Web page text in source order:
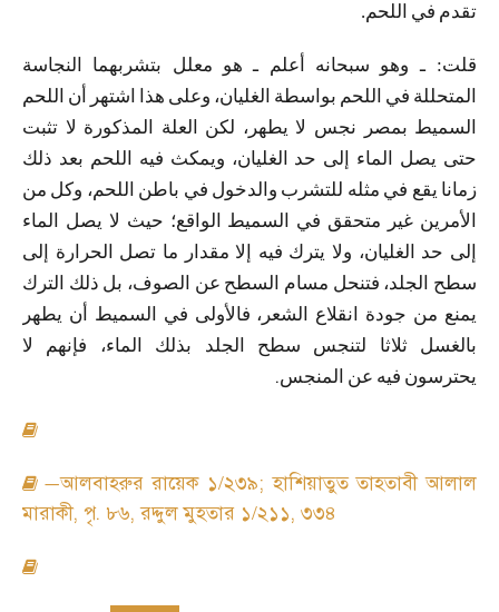
تقدم في اللحم.
قلت:ـ وهو سبحانه أعلم ـ هو معلل بتشربهما
النجاسة
المتحللة في اللحم بواسطة الغليان، وعلى هذا اشتهر أن اللحم
السميط بمصر نجس لا يطهر، لكن العلة المذكورة لا تثبت
حتى يصل الماء إلى حد الغليان، ويمكث فيه اللحم بعد ذلك
زمانا يقع في مثله للتشرب والدخول في باطن اللحم، وكل من
الأمرين غير متحقق في السميط الواقع؛ حيث لا يصل
الماء
إلى حد الغليان، ولا يترك فيه إلا مقدار ما تصل الحرارة
إلى
سطح الجلد، فتنحل مسام السطح عن الصوف، بل ذلك الترك
يمنع من جودة انقلاع الشعر، فالأولى في السميط أن يطهر
بالغسل
ثلاثا لتنجس سطح الجلد بذلك الماء، فإنهم
لا
يحترسون فيه عن المنجس.
—আলবাহরুর রায়েক ১/২৩৯;হাশিয়াতুত তাহতাবী আলাল
মারাকী, পৃ. ৮৬,রদ্দুল মুহতার ১/২১১, ৩৩৪